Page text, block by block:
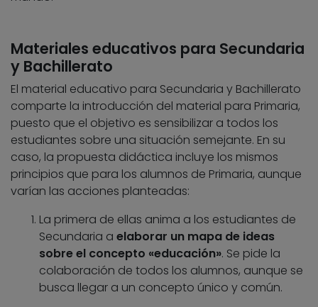
Materiales educativos para Secundaria
y Bachillerato
El material educativo para Secundaria y Bachillerato
comparte la introducción del material para Primaria,
puesto que el objetivo es sensibilizar a todos los
estudiantes sobre una situación semejante. En su
caso, la propuesta didáctica incluye los mismos
principios que para los alumnos de Primaria, aunque
varían las acciones planteadas:
La primera de ellas anima a los estudiantes de
Secundaria a elaborar un mapa de ideas
sobre el concepto «educación». Se pide la
colaboración de todos los alumnos, aunque se
busca llegar a un concepto único y común.